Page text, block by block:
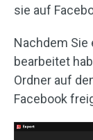
sie auf
Nachdem Sie
bearbeitet
Ordner auf
Facebook